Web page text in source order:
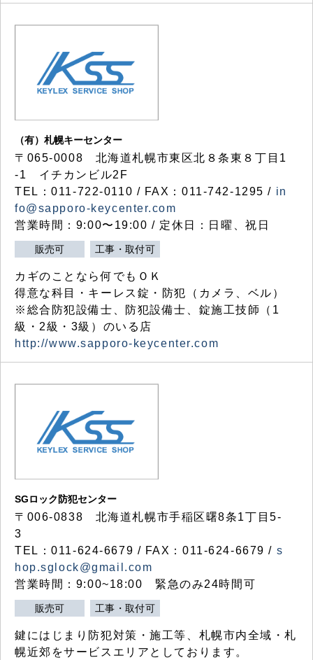
（有）札幌キーセンター
〒065-0008 北海道札幌市東区北８条東８丁目1
-1 イチカンビル2F
TEL：011-722-0110 / FAX：011-742-1295 / in
fo@sapporo-keycenter.com
営業時間：9:00〜19:00 / 定休日：日曜、祝日
販売可 工事・取付可
カギのことなら何でもＯＫ
得意な科目・キーレス錠・防犯（カメラ、ベル）
※総合防犯設備士、防犯設備士、錠施工技師（1
級・2級・3級）のいる店
http://www.sapporo-keycenter.com
SGロック防犯センター
〒006-0838 北海道札幌市手稲区曙8条1丁目5-
3
TEL：011-624-6679 / FAX：011-624-6679 / s
hop.sglock@gmail.com
営業時間：9:00~18:00 緊急のみ24時間可
販売可 工事・取付可
鍵にはじまり防犯対策・施工等、札幌市内全域・札
幌近郊をサービスエリアとしております。